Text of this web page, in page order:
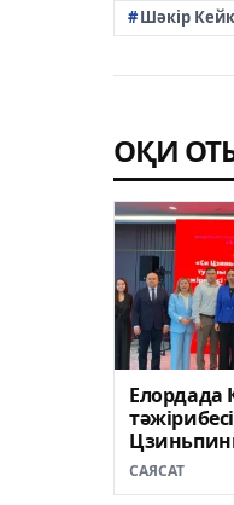
Шәкір
ОҚИ
Елордада
құрылыс
САЯСАТ